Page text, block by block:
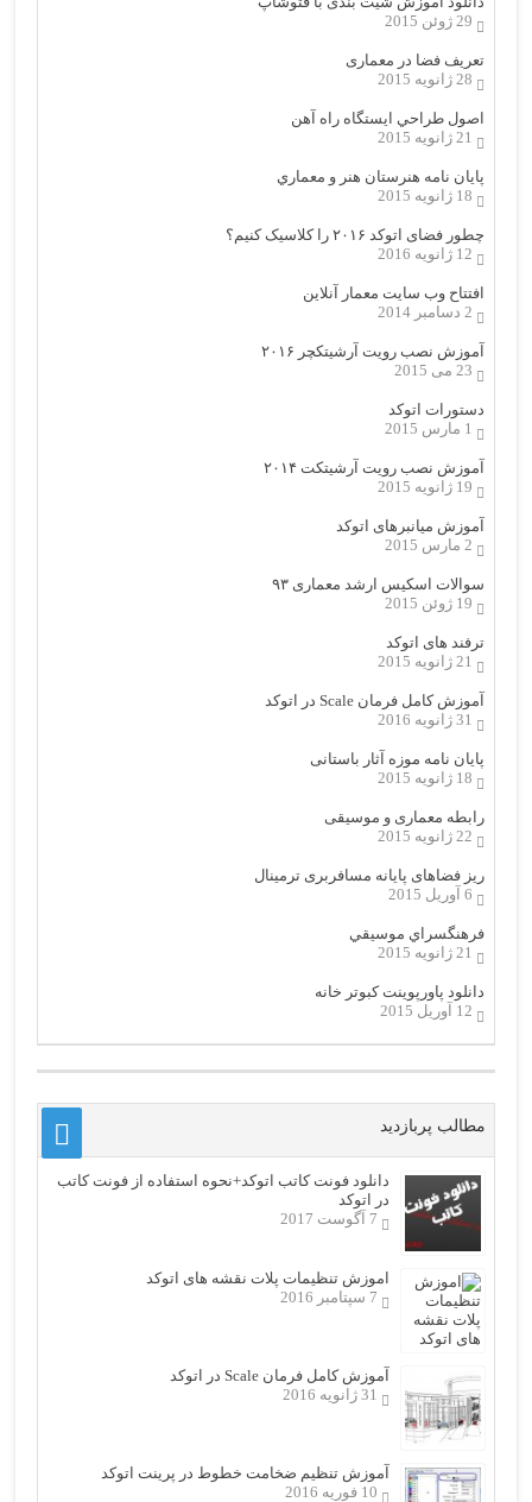
29 ژوئن 2015
تعریف فضا در معماری
28 ژانویه 2015
اصول طراحي ایستگاه راه آهن
21 ژانویه 2015
پایان نامه هنرستان هنر و معماري
18 ژانویه 2015
چطور فضای اتوکد ۲۰۱۶ را کلاسیک کنیم؟
12 ژانویه 2016
افتتاح وب سایت معمار آنلاین
2 دسامبر 2014
آموزش نصب رویت آرشیتکچر ۲۰۱۶
23 می 2015
دستورات اتوکد
1 مارس 2015
آموزش نصب رویت آرشیتکت ۲۰۱۴
19 ژانویه 2015
آموزش میانبرهای اتوکد
2 مارس 2015
سوالات اسکیس ارشد معماری ۹۳
19 ژوئن 2015
ترفند های اتوکد
21 ژانویه 2015
آموزش کامل فرمان Scale در اتوکد
31 ژانویه 2016
پایان نامه موزه آثار باستانی
18 ژانویه 2015
رابطه معماری و موسیقی
22 ژانویه 2015
ریز فضاهای پایانه مسافربری ترمینال
6 آوریل 2015
فرهنگسراي موسيقي
21 ژانویه 2015
دانلود پاورپوینت کبوتر خانه
12 آوریل 2015
مطالب پربازدید
دانلود فونت کاتب اتوکد+نحوه استفاده از فونت کاتب
در اتوکد
7 آگوست 2017
اموزش تنظیمات پلات نقشه های اتوکد
7 سپتامبر 2016
آموزش کامل فرمان Scale در اتوکد
31 ژانویه 2016
آموزش تنظیم ضخامت خطوط در پرینت اتوکد
10 فوریه 2016